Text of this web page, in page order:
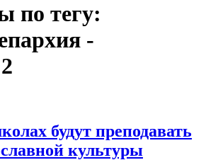
по тегу:
-
будут преподавать
культуры